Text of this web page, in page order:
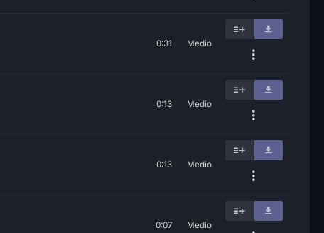
0:31 Medio
0:13 Medio
0:13 Medio
0:07 Medio